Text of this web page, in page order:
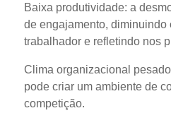
Baixa produtividade: a
de engajamento, diminuindo
trabalhador e refletindo nos
Clima organizacional
pode criar um ambiente de
competição.